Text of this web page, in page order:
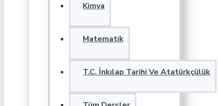
Kimya
Matematik
T.C. İnkılap Tarihi Ve Atatürkçülük